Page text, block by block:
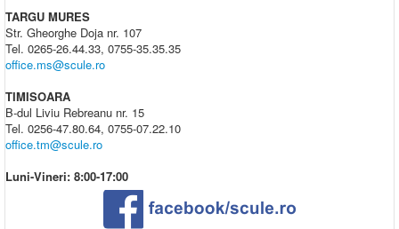
TARGU MURES
Str. Gheorghe Doja nr. 107
Tel. 0265-26.44.33, 0755-35.35.35
office.ms@scule.ro
TIMISOARA
B-dul Liviu Rebreanu nr. 15
Tel. 0256-47.80.64, 0755-07.22.10
office.tm@scule.ro
Luni-Vineri: 8:00-17:00